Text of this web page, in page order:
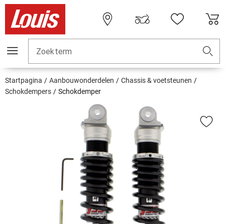
Zoekterm
Startpagina Aanbouwonderdelen
Chassis & voetsteunen
Schokdempers
Schokdemper